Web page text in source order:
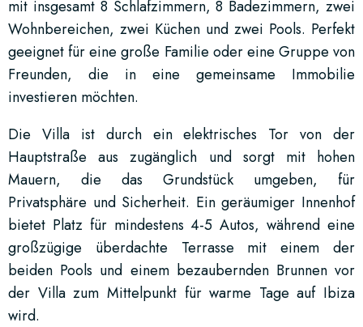
mit insgesamt 8 Schlafzimmern, 8 Badezimmern, zwei
Wohnbereichen, zwei Küchen und zwei Pools. Perfekt
geeignet für eine große Familie oder eine Gruppe von
Freunden, die in eine gemeinsame Immobilie
investieren möchten.
Die Villa ist durch ein elektrisches Tor von der
Hauptstraße aus zugänglich und sorgt mit hohen
Mauern, die das Grundstück umgeben, für
Privatsphäre und Sicherheit. Ein geräumiger Innenhof
bietet Platz für mindestens 4-5 Autos, während eine
großzügige überdachte Terrasse mit einem der
beiden Pools und einem bezaubernden Brunnen vor
der Villa zum Mittelpunkt für warme Tage auf Ibiza
wird.